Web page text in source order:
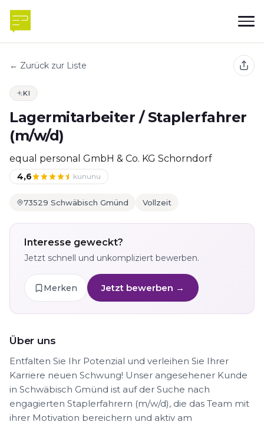
← Zurück zur Liste
KI
Lagermitarbeiter / Staplerfahrer
(m/w/d)
equal personal GmbH & Co. KG Schorndorf
4,6 kununu
73529 Schwäbisch Gmünd Vollzeit
Interesse geweckt?
Jetzt schnell und unkompliziert bewerben.
Merken Jetzt bewerben →
Über uns
Entfalten Sie Ihr Potenzial und verleihen Sie Ihrer
Karriere neuen Schwung! Unser angesehener Kunde
in Schwäbisch Gmünd ist auf der Suche nach
engagierten Staplerfahrern (m/w/d), die das Team mit
ihrer Motivation bereichern und aktiv am